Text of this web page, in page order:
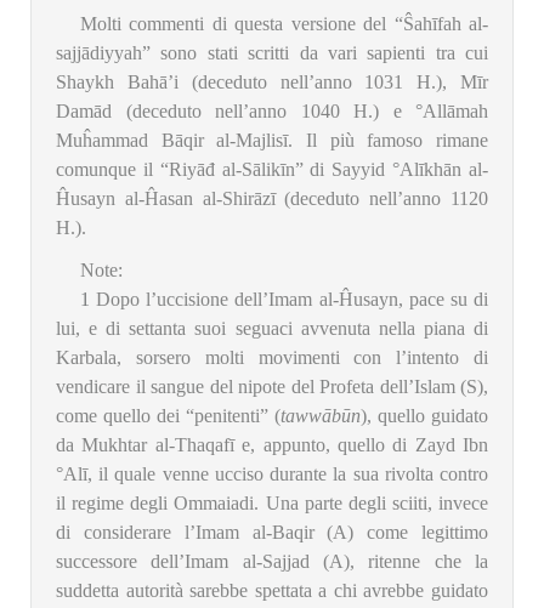
Molti commenti di questa versione del “Ŝahīfah al-
sajjādiyyah” sono stati scritti da vari sapienti tra cui
Shaykh Bahā’i (deceduto nell’anno 1031 H.), Mīr
Damād (deceduto nell’anno 1040 H.) e °Allāmah
Muĥammad Bāqir al-Majlisī. Il più famoso rimane
comunque il “Riyāđ al-Sālikīn” di Sayyid °Alīkhān al-
Ĥusayn al-Ĥasan al-Shirāzī (deceduto nell’anno 1120
H.).
Note:
1 Dopo l’uccisione dell’Imam al-Ĥusayn, pace su di
lui, e di settanta suoi seguaci avvenuta nella piana di
Karbala, sorsero molti movimenti con l’intento di
vendicare il sangue del nipote del Profeta dell’Islam (S),
come quello dei “penitenti” (tawwābūn), quello guidato
da Mukhtar al-Thaqafī e, appunto, quello di Zayd Ibn
°Alī, il quale venne ucciso durante la sua rivolta contro
il regime degli Ommaiadi. Una parte degli sciiti, invece
di considerare l’Imam al-Baqir (A) come legittimo
successore dell’Imam al-Sajjad (A), ritenne che la
suddetta autorità sarebbe spettata a chi avrebbe guidato